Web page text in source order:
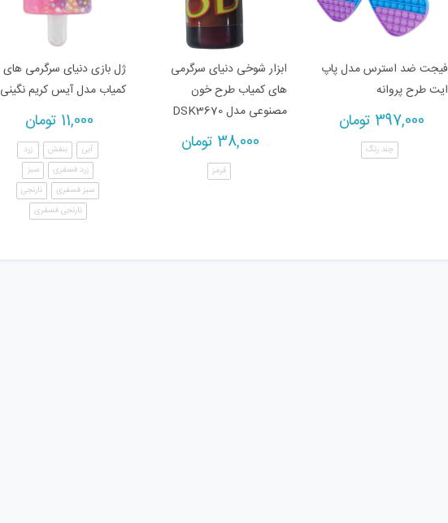
فیجت ضد استرس مدل پاپ
ایت طرح پروانه
397,000 تومان
چند رنگ
ابزار شوخی دنیای سرگرمی
های کمیاب طرح خون
مصنوعی مدل DSK3670
38,000 تومان
قرمز
ژل بازی دنیای سرگرمی های
کمیاب مدل آیس کریم نگینی
11,000 تومان
آبی بنفش
زرد
زرد فسفری
سبز
سبز فسفری
نارنجی
نارنجی فسفری